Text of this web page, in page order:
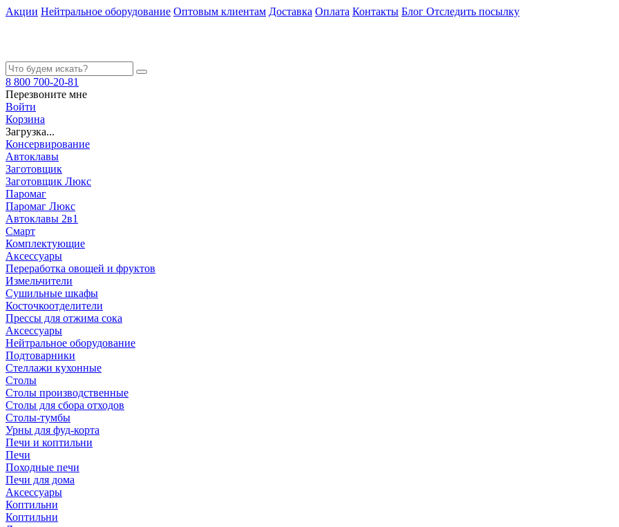
Акции Нейтральное оборудование Оптовым клиентам Доставка Оплата Контакты Блог Отследить посылку
8 800 700-20-81
Перезвоните мне
Войти
Корзина
Загрузка...
Консервирование
Автоклавы
Заготовщик
Заготовщик Люкс
Паромаг
Паромаг Люкс
Автоклавы 2в1
Смарт
Комплектующие
Аксессуары
Переработка овощей и фруктов
Измельчители
Сушильные шкафы
Косточкоотделители
Прессы для отжима сока
Аксессуары
Нейтральное оборудование
Подтоварники
Стеллажи кухонные
Столы
Столы производственные
Столы для сбора отходов
Столы-тумбы
Урны для фуд-корта
Печи и коптильни
Печи
Походные печи
Печи для дома
Аксессуары
Коптильни
Коптильни